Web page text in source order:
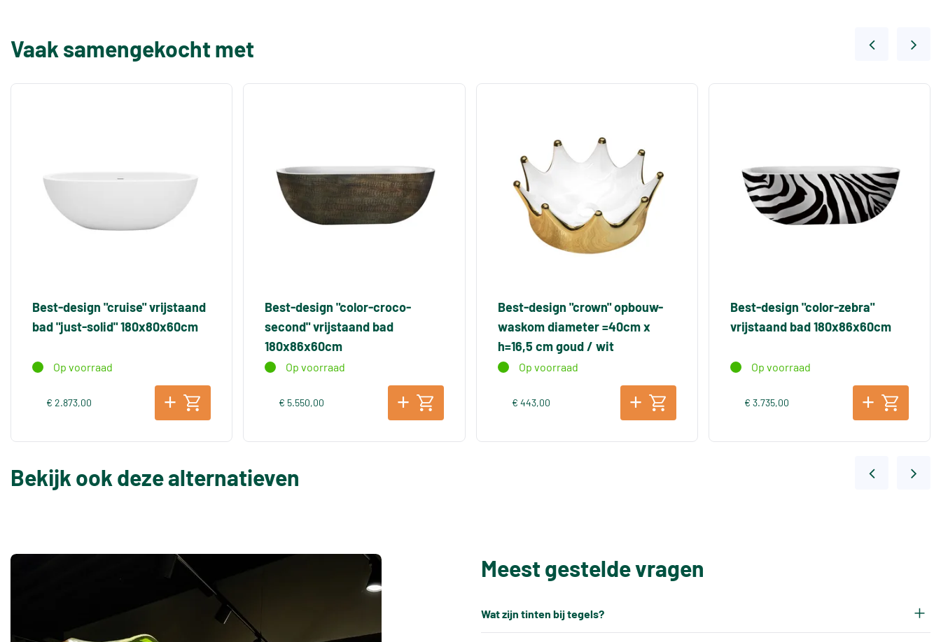
Vaak samengekocht met
Best-design "cruise" vrijstaand
bad "just-solid" 180x80x60cm
Op voorraad
€ 2.873,00
Best-design "color-croco-
second" vrijstaand bad
180x86x60cm
Op voorraad
€ 5.550,00
Best-design "crown" opbouw-
waskom diameter =40cm x
h=16,5 cm goud / wit
Op voorraad
€ 443,00
Best-design "color-zebra"
vrijstaand bad 180x86x60cm
Op voorraad
€ 3.735,00
Bekijk ook deze alternatieven
Meest gestelde vragen
Wat zijn tinten bij tegels?